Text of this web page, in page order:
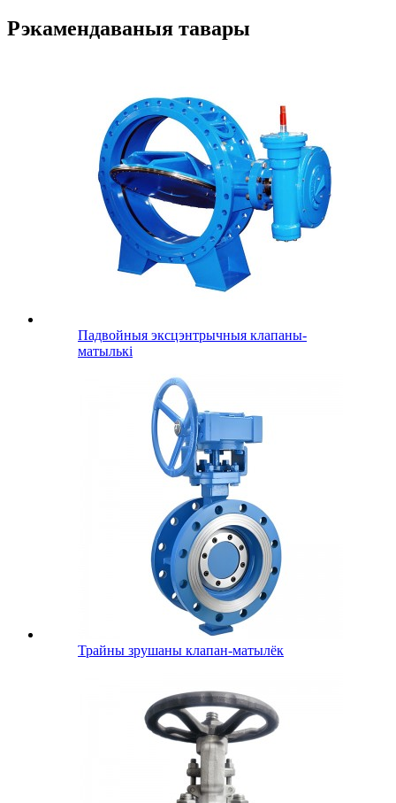
Рэкамендаваныя тавары
Падвойныя эксцэнтрычныя клапаны-
матылькі
Трайны зрушаны клапан-матылёк